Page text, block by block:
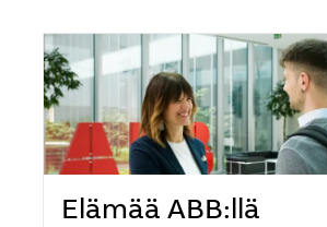
Elämää ABB:llä